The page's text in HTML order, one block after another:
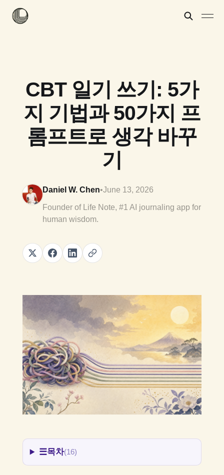
CBT 일기 쓰기: 5가
지 기법과 50가지 프
롬프트로 생각 바꾸
기
Daniel W. Chen•June 13, 2026
Founder of Life Note, #1 AI journaling app for
human wisdom.
☰목차(16)